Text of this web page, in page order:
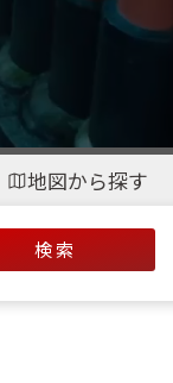
地図から探す
検 索